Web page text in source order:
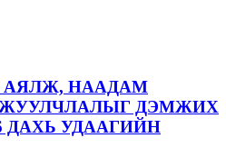
АЯЛЖ, НААДАМ
ЖУУЛЧЛАЛЫГ ДЭМЖИХ
ДАХЬ УДААГИЙН